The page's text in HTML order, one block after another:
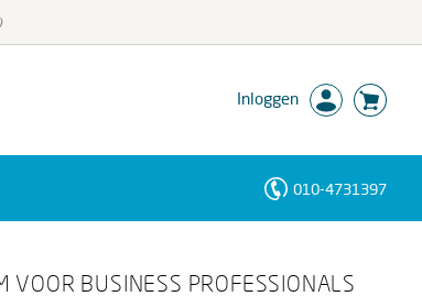
Inloggen
010-4731397
VOOR BUSINESS PROFESSIONALS